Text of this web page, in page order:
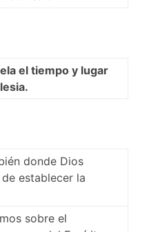
el tiempo y lugar
donde Dios
establecer la
sobre el